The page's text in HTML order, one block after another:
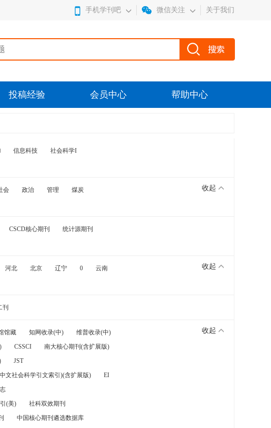
手机学刊吧 微信关注 关于我们
投稿经验 会员中心 帮助中心
信息科技
社会科学I
会 政治 管理
煤炭
收起
CSCD核心期刊
统计源期刊
河北 北京 辽宁 0
云南
收起
刊
馆藏 知网收录(中)
维普收录(中)
CSSCI
南大核心期刊(含扩展版)
JST
文社会科学引文索引)(含扩展版)
EI
(美)
社科双效期刊
中国核心期刊遴选数据库
收起